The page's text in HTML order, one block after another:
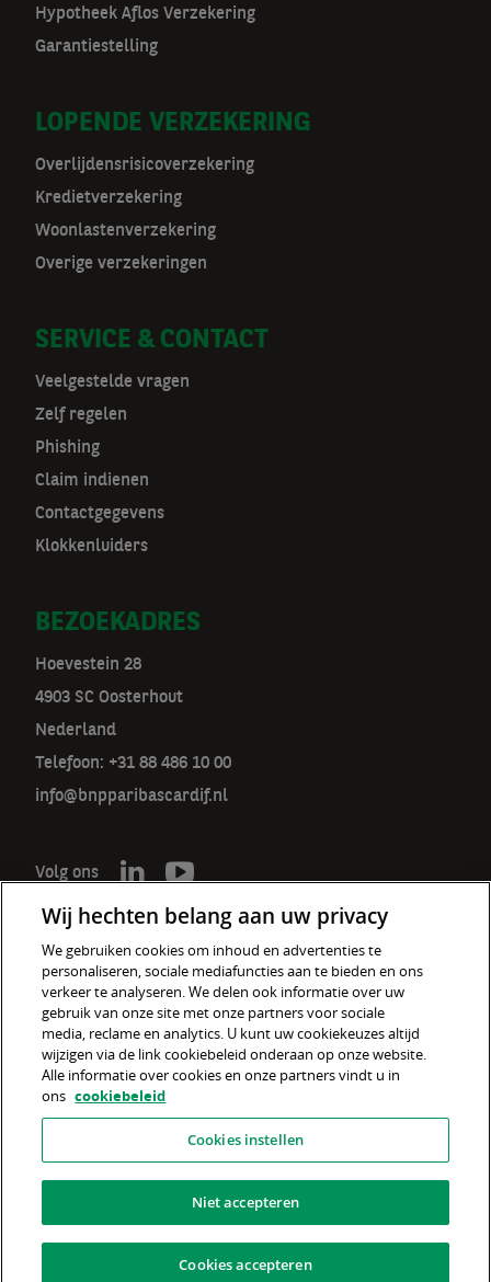
o
r
m
a
t
a
v
Hypotheek Aflos Verzekering
Garantiestelling
LOPENDE VERZEKERING
Overlijdensrisicoverzekering
Kredietverzekering
Woonlastenverzekering
Overige verzekeringen
SERVICE & CONTACT
Veelgestelde vragen
Zelf regelen
Phishing
Claim indienen
Contactgegevens
Klokkenluiders
BEZOEKADRES
Hoevestein 28
4903 SC Oosterhout
Nederland
Telefoon: +31 88 486 10 00
info@bnpparibascardif.nl
Volg ons
De verzekeraar voor een wereld
Cookiebeleid
Disclaimer
Fraudebeleid
Informatiebeveiliging
Wij hechten belang aan uw privacy
We gebruiken cookies om inhoud en advertenties te
personaliseren, sociale mediafuncties aan te bieden en ons
verkeer te analyseren. We delen ook informatie over uw
gebruik van onze site met onze partners voor sociale
media, reclame en analytics. U kunt uw cookiekeuzes altijd
wijzigen via de link cookiebeleid onderaan op onze website.
Alle informatie over cookies en onze partners vindt u in
ons cookiebeleid
Cookies instellen
Niet accepteren
Cookies accepteren